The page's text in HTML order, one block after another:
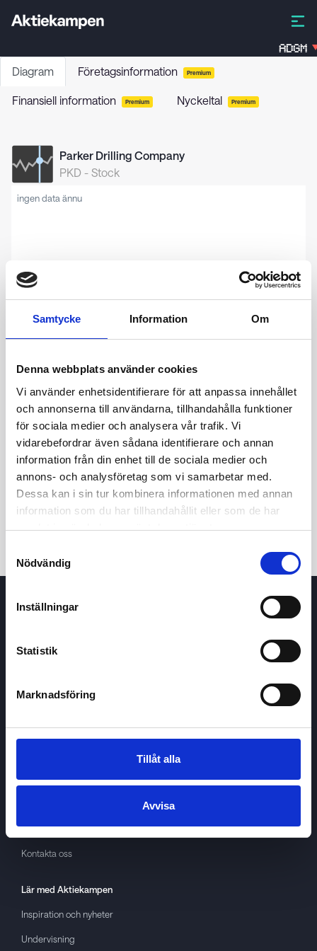
Samtycke Information Om
Denna webbplats använder cookies
Vi använder enhetsidentifierare för att anpassa innehållet
och annonserna till användarna, tillhandahålla funktioner
för sociala medier och analysera vår trafik. Vi
vidarebefordrar även sådana identifierare och annan
information från din enhet till de sociala medier och
annons- och analysföretag som vi samarbetar med.
Dessa kan i sin tur kombinera informationen med annan
information som du har tillhandahållit eller som de har
samlat in när du har använt deras tjänster.
Nödvändig
Inställningar
Statistik
Marknadsföring
Tillåt alla
Avvisa
ADGM
Diagram Företagsinformation Premium
Finansiell information Premium Nyckeltal Premium
Parker Drilling Company
PKD - Stock
ingen data ännu
24t 7d 1m 3m 1å 5å
Köp / Sälj
OmAktiekampen
About cookies
GDPR
Kontakta oss
Lär med Aktiekampen
Inspiration och nyheter
Undervisning